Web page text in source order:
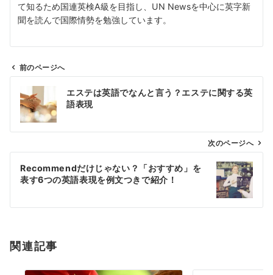
て知るため国連英検A級を目指し、UN Newsを中心に英字新
聞を読んで国際情勢を勉強しています。
ン
前のページへ
エステは英語でなんと言う？エステに関する英
語表現
次のページへ
Recommendだけじゃない？「おすすめ」を
表す6つの英語表現を例文つきで紹介！
関連記事